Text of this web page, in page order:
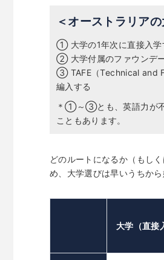
＜オーストラリア
① 大学の1年次に直接入学
② 大学付属のファウンデ
③ TAFE（Technical and
編入する
＊①～③とも、英語力が不
こともあります。
どのルートになるか（もし
め、大学選びは早いうちから
大学（直接